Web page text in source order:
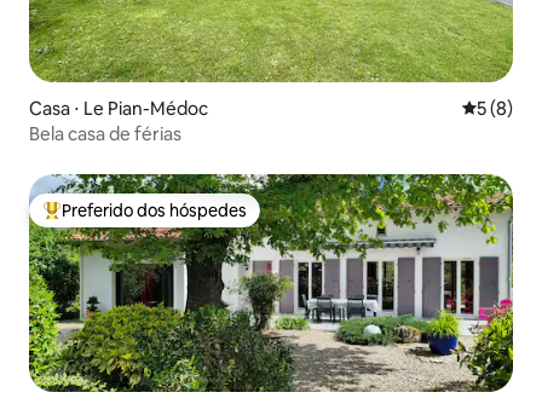
Casa ⋅ Le Pian-Médoc 5 de
5 (8)
Bela casa de férias
Entre os melhores preferidos dos hóspedes
Preferido dos hóspedes